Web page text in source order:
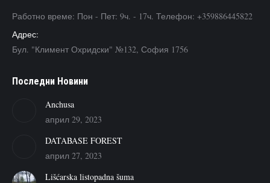
Работно време: Пон - Пет: 9ч. - 17ч. Телефон: +359886445822
Адрес:
Бул. "Климент Охридски" №132, София 1756
Последни Новини
Anchusa
април 29, 2023
DATABASE FOREST
април 27, 2023
Lišćarska listopadna šuma